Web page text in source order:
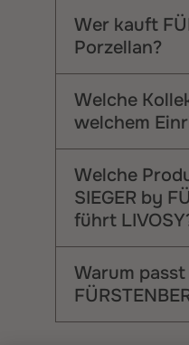
Wer kauft
Porzellan?
Welche
welchem
Welche
SIEGER by
führt
Warum passt